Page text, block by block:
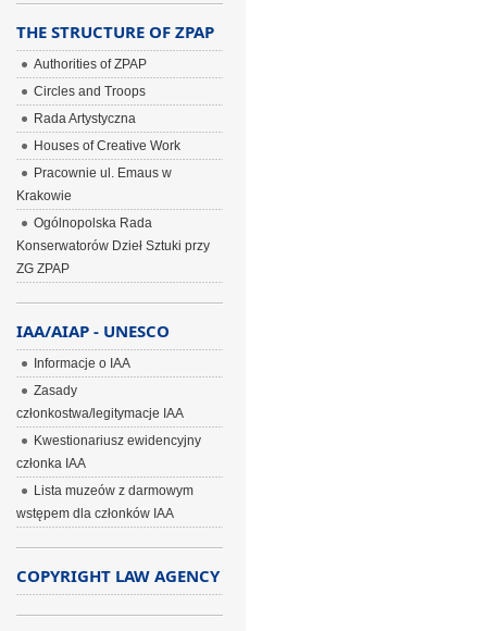
THE STRUCTURE OF ZPAP
Authorities of ZPAP
Circles and Troops
Rada Artystyczna
Houses of Creative Work
Pracownie ul. Emaus w
Krakowie
Ogólnopolska Rada
Konserwatorów Dzieł Sztuki przy
ZG ZPAP
IAA/AIAP - UNESCO
Informacje o IAA
Zasady
członkostwa/legitymacje IAA
Kwestionariusz ewidencyjny
członka IAA
Lista muzeów z darmowym
wstępem dla członków IAA
COPYRIGHT LAW AGENCY